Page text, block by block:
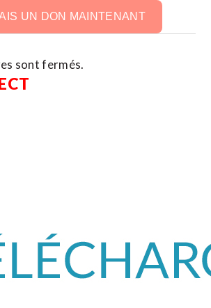
UN DON MAINTENANT
sont fermés.